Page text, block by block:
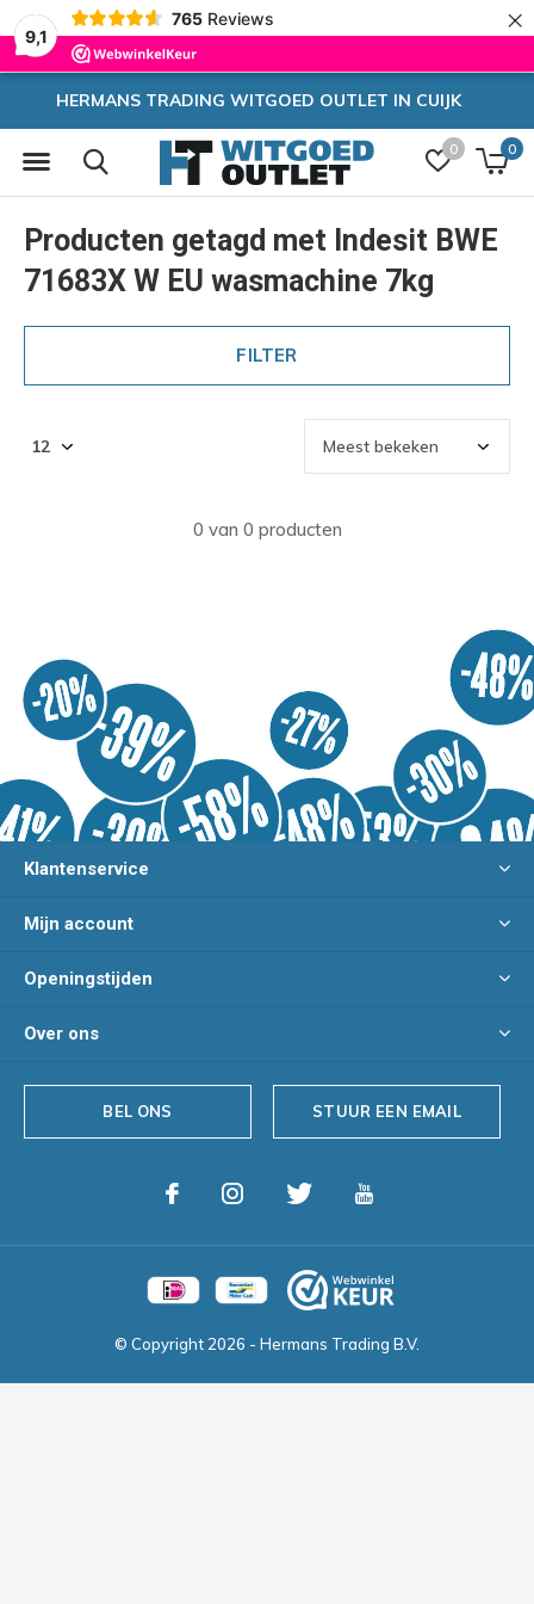
9,1
765 Reviews ×
0 0
WITGOED OUTLET IN CUIJK
Producten getagd met Indesit BWE
71683X W EU wasmachine 7kg
FILTER
0 van 0 producten
Klantenservice
Mijn account
Openingstijden
Over ons
BEL ONS STUUR EEN EMAIL
© Copyright 2026 - Hermans Trading B.V.